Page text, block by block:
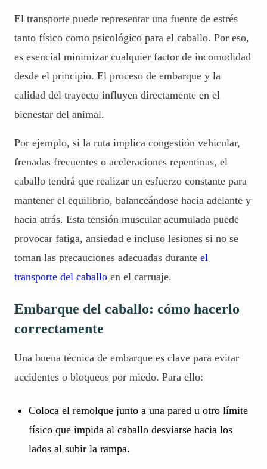
El transporte puede representar una fuente de estrés
tanto físico como psicológico para el caballo. Por eso,
es esencial minimizar cualquier factor de incomodidad
desde el principio. El proceso de embarque y la
calidad del trayecto influyen directamente en el
bienestar del animal.
Por ejemplo, si la ruta implica congestión vehicular,
frenadas frecuentes o aceleraciones repentinas, el
caballo tendrá que realizar un esfuerzo constante para
mantener el equilibrio, balanceándose hacia adelante y
hacia atrás. Esta tensión muscular acumulada puede
provocar fatiga, ansiedad e incluso lesiones si no se
toman las precauciones adecuadas durante el
transporte del caballo en el carruaje.
Embarque del caballo: cómo hacerlo
correctamente
Una buena técnica de embarque es clave para evitar
accidentes o bloqueos por miedo. Para ello:
Coloca el remolque junto a una pared u otro límite
físico que impida al caballo desviarse hacia los
lados al subir la rampa.